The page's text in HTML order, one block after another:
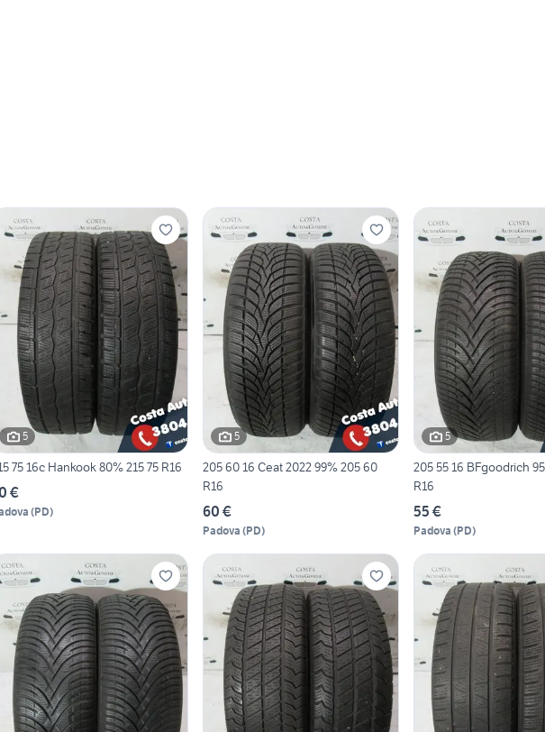
5
215 75 16c Hankook 80% 215 75 R16
€
(PD)
5
205 60 16 Ceat 2022 99% 205 60
R16
60 €
Padova (PD)
5
205 55 16 BFgoodrich 95% 205 55
R16
55 €
Padova (PD)